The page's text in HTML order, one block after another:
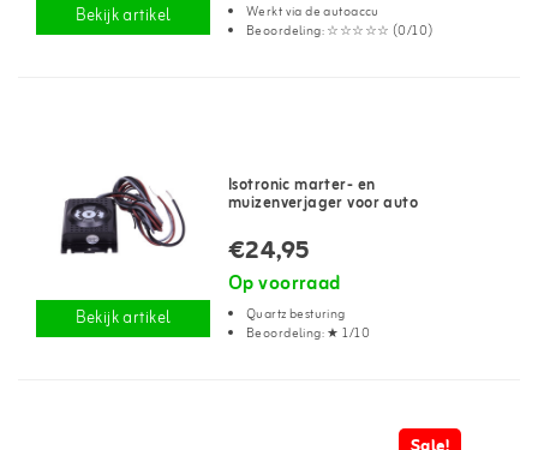
Bekijk artikel
Werkt via de autoaccu
Beoordeling: ☆☆☆☆☆ (0/10)
Bekijk artikel
Isotronic marter- en
muizenverjager voor auto
€24,95
Op voorraad
Quartz besturing
Beoordeling: ★ 1/10